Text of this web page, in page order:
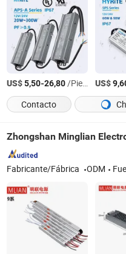
US$5,50-26,80/Pieza US$
Contacto
Zhongshan Minglian
Fabricante/Fábrica ODM